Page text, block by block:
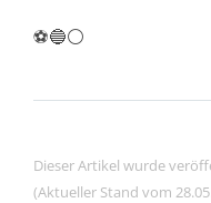
⚽️🔵⚪️
Dieser Artikel wurde
(Aktueller Stand vom